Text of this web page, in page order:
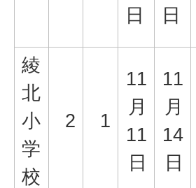
日
日
綾
北
小
学
校
2 1
11
月
11
日
11
月
14
日